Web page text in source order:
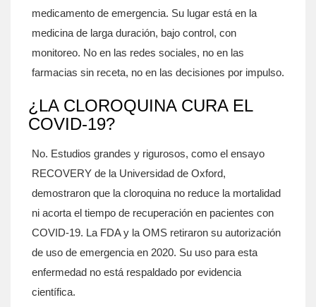
medicamento de emergencia. Su lugar está en la
medicina de larga duración, bajo control, con
monitoreo. No en las redes sociales, no en las
farmacias sin receta, no en las decisiones por impulso.
¿LA CLOROQUINA CURA EL
COVID-19?
No. Estudios grandes y rigurosos, como el ensayo
RECOVERY de la Universidad de Oxford,
demostraron que la cloroquina no reduce la mortalidad
ni acorta el tiempo de recuperación en pacientes con
COVID-19. La FDA y la OMS retiraron su autorización
de uso de emergencia en 2020. Su uso para esta
enfermedad no está respaldado por evidencia
científica.